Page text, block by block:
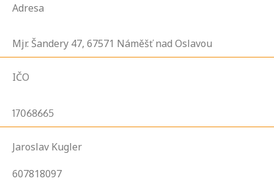
Adresa
Mjr. Šandery 47, 67571 Náměšť nad Oslavou
IČO
17068665
Jaroslav Kugler
607818097